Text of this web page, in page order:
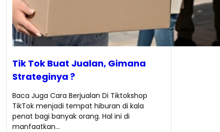
Tik Tok Buat Jualan, Gimana
Strateginya ?
Baca Juga Cara Berjualan Di Tiktokshop
TikTok menjadi tempat hiburan di kala
penat bagi banyak orang. Hal ini di
manfaatkan…